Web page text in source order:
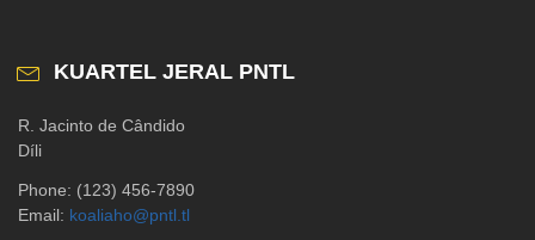
KUARTEL JERAL PNTL
R. Jacinto de Cândido
Díli
Phone: (123) 456-7890
Email: koaliaho@pntl.tl